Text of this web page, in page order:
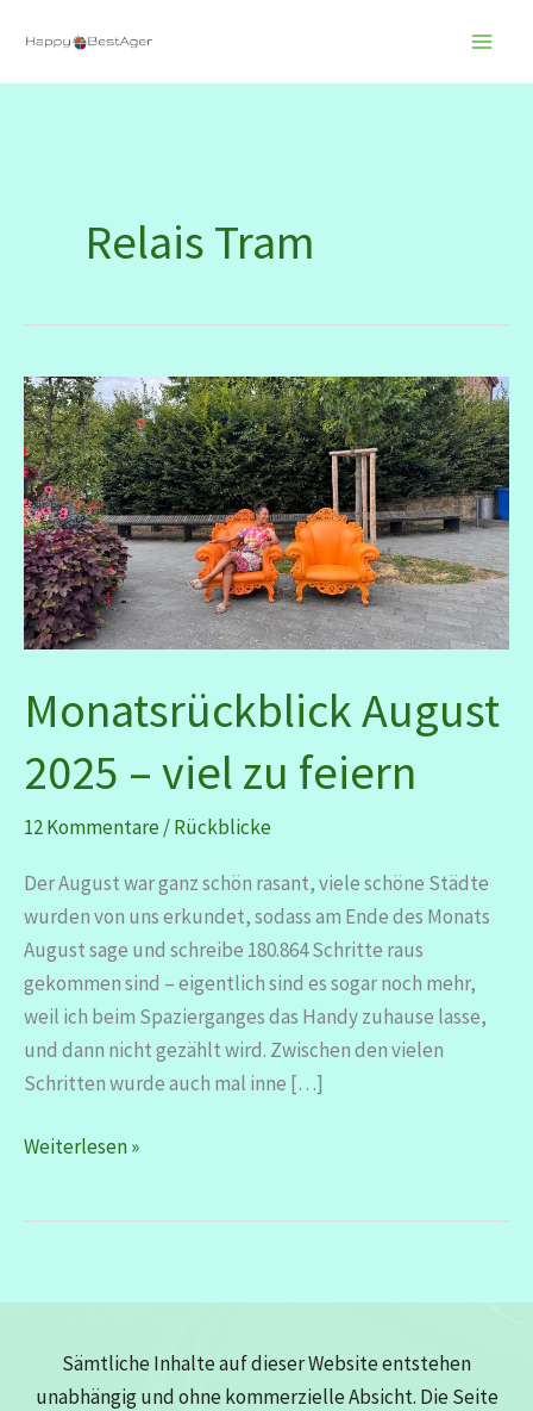
Inhalt
springen
Relais Tram
Monatsrückblick August
2025 – viel zu feiern
12 Kommentare/Rückblicke
Der August war ganz schön rasant, viele schöne Städte
wurden von uns erkundet, sodass am Ende des Monats
August sage und schreibe 180.864 Schritte raus
gekommen sind – eigentlich sind es sogar noch mehr,
weil ich beim Spazierganges das Handy zuhause lasse,
und dann nicht gezählt wird. Zwischen den vielen
Schritten wurde auch mal inne […]
Monatsrückblick
Weiterlesen »
Sämtliche Inhalte auf dieser Website entstehen
unabhängig und ohne kommerzielle Absicht. Die Seite